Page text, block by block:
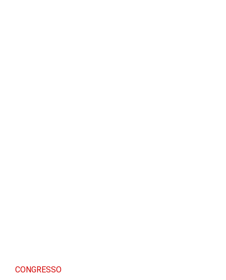
CONGRESSO